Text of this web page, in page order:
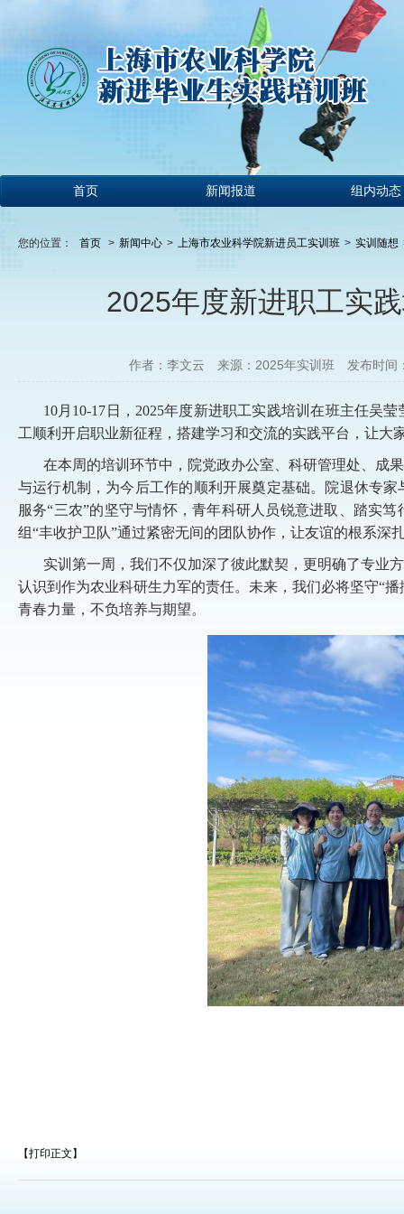
首页 新闻报道 组内动态
您的位置： 首页 > 新闻中心 > 上海市农业科学院新进员工实训班 > 实训随想
2025年度新进职工实
作者：李文云 来源：2025年实训班 发布时间
10月 10-17 日， 2025年度新进职工实践培训在班主任吴
工顺利开启职业新征程，搭建学习和交流的实践平台，让大
在本周的培训环节中，院党政办公室、科研管理处、成
与运行机制，为今后工作的顺利开展奠定基础。院退休专
服务“三农”的坚守与情怀，青年科研人员锐意进取、踏实
组“丰收护卫队”通过紧密无间的团队协作，让友谊的根系深
实训第一周，我们不仅加深了彼此默契，更明确了专业
认识到作为农业科研生力军的责任。未来，我们必将坚守“
青春力量，不负培养与期望。
【打印正文】